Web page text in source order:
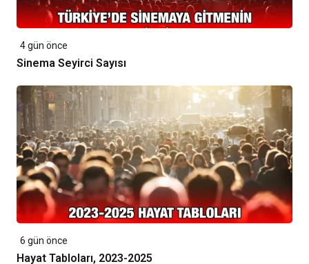
4 gün önce
Sinema Seyirci Sayısı
6 gün önce
Hayat Tabloları, 2023-2025